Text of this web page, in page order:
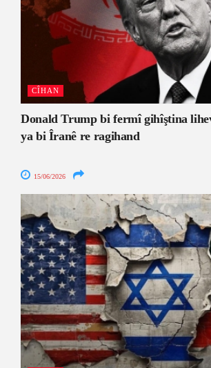
CÎHAN
Donald Trump bi fermî gihîştina
ya bi Îranê re ragihand
15/06/2026